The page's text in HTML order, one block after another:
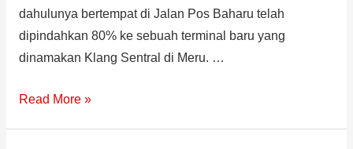
dahulunya bertempat di Jalan Pos Baharu telah
dipindahkan 80% ke sebuah terminal baru yang
dinamakan Klang Sentral di Meru. …
Read More »